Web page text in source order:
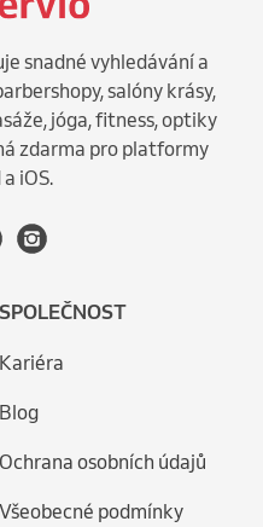
snadné vyhledávání a
salóny krásy,
jóga, fitness, optiky
zdarma pro platformy
iOS.
SPOLEČNOST
Kariéra
Blog
Ochrana osobních údajů
Všeobecné podmínky